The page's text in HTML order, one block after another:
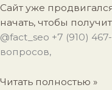
Сайт уже
начать, чтобы
@fact_seo +7 (910)
вопросов,
Читать полностью »